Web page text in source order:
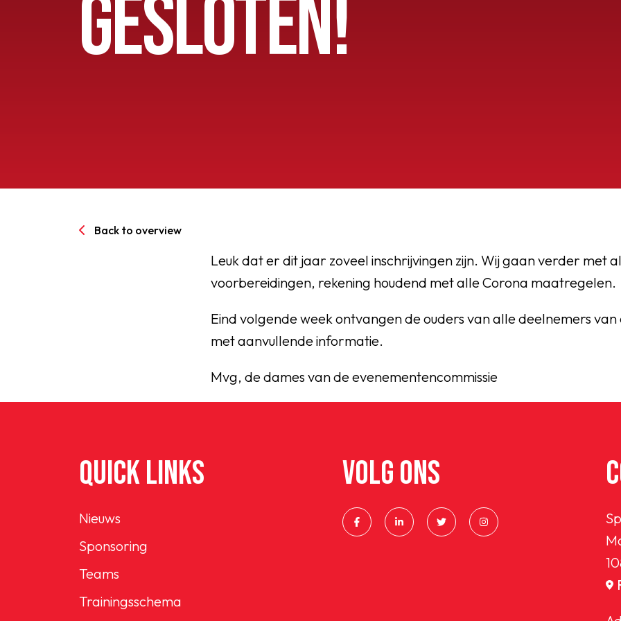
Senioren
Clubinfo
SPORTPARK GOED GENOEG
LIDMAATSCHAP
GESLOTEN!
Back to overview
Leuk dat er dit jaar zoveel inschrijvingen zijn. Wij gaan verder met
voorbereidingen, rekening houdend met alle Corona maatregelen.
Eind volgende week ontvangen de ouders van alle deelnemers van
met aanvullende informatie.
Mvg, de dames van de evenementencommissie
QUICK LINKS
Nieuws
Sponsoring
Teams
Trainingsschema
VOLG ONS